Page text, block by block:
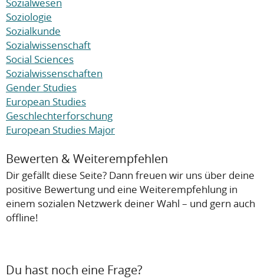
Soziologie
Sozialkunde
Sozialwissenschaft
Social Sciences
Sozialwissenschaften
Gender Studies
European Studies
Geschlechterforschung
European Studies Major
Bewerten & Weiterempfehlen
Dir gefällt diese Seite? Dann freuen wir uns über deine
positive Bewertung und eine Weiterempfehlung in
einem sozialen Netzwerk deiner Wahl – und gern auch
offline!
Du hast noch eine Frage?